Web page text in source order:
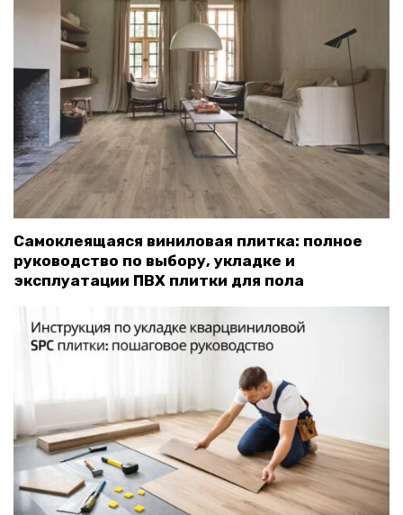
Самоклеящаяся виниловая плитка: полное
руководство по выбору, укладке и
эксплуатации ПВХ плитки для пола